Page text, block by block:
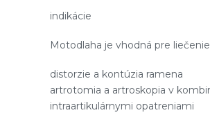
indikácie
Motodlaha je vhodná pre
distorzie a kontúzia ramena
artrotomia a artroskopia v
intraartikulárnymi opatreniami